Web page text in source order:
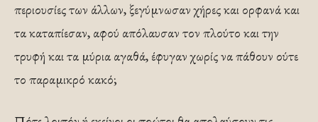
περιουσίες των άλλων, ξεγύμνωσαν χήρες και ορφανά και
τα καταπίεσαν, αφού απόλαυσαν τον πλούτο και την
τρυφή και τα μύρια αγαθά, έφυγαν χωρίς να πάθουν ούτε
το παραμικρό κακό;